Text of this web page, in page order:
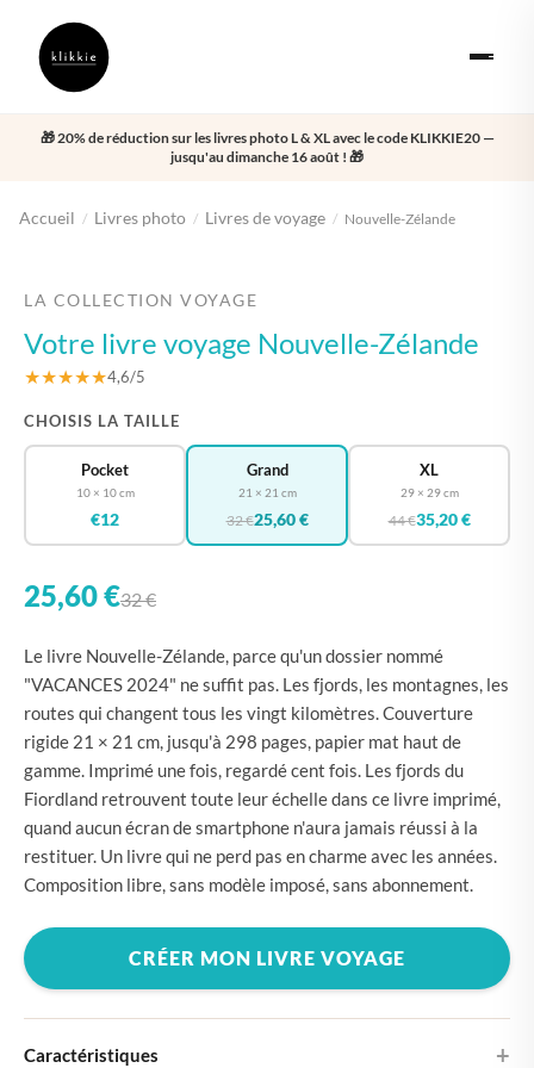
🎁 20% de réduction sur les livres photo L & XL avec le code KLIKKIE20 —
jusqu'au dimanche 16 août ! 🎁
Accueil / Livres photo / Livres de voyage / Nouvelle-Zélande
LA COLLECTION VOYAGE
Votre livre voyage Nouvelle-Zélande
★★★★★4,6/5
CHOISIS LA TAILLE
Pocket
10 × 10 cm
€12
Grand
21 × 21 cm
32 €25,60 €
XL
29 × 29 cm
44 €35,20 €
25,60 €32 €
Le livre Nouvelle-Zélande, parce qu'un dossier nommé
"VACANCES 2024" ne suffit pas. Les fjords, les montagnes, les
routes qui changent tous les vingt kilomètres. Couverture
rigide 21 × 21 cm, jusqu'à 298 pages, papier mat haut de
gamme. Imprimé une fois, regardé cent fois. Les fjords du
Fiordland retrouvent toute leur échelle dans ce livre imprimé,
quand aucun écran de smartphone n'aura jamais réussi à la
restituer. Un livre qui ne perd pas en charme avec les années.
Composition libre, sans modèle imposé, sans abonnement.
CRÉER MON LIVRE VOYAGE
Caractéristiques